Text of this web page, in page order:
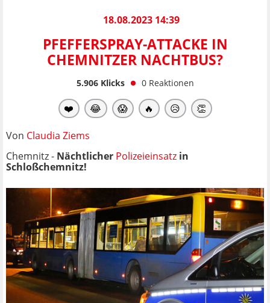
18.08.2023 14:39
PFEFFERSPRAY-ATTACKE IN
CHEMNITZER NACHTBUS?
5.906Klicks 0 Reaktionen
❤️ 😂 😱 🔥 😥 👏
Von Claudia Ziems
Chemnitz - Nächtlicher Polizeieinsatz in
Schloßchemnitz!